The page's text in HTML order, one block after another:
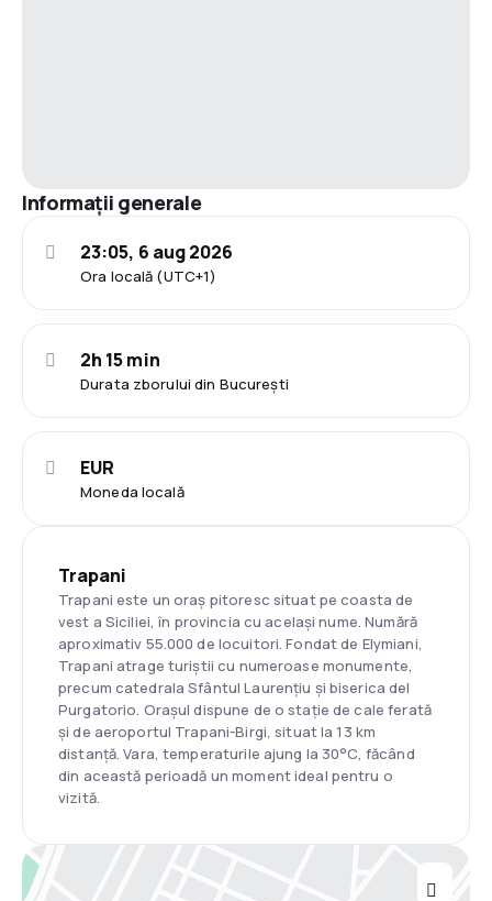
Informații generale
Ora locală (UTC+1)
23:05, 6 aug 2026
Durata zborului din București
2h 15 min
Moneda locală
EUR
Trapani
Trapani este un oraș pitoresc situat pe coasta de
vest a Siciliei, în provincia cu același nume. Numără
aproximativ 55.000 de locuitori. Fondat de Elymiani,
Trapani atrage turiștii cu numeroase monumente,
precum catedrala Sfântul Laurențiu și biserica del
Purgatorio. Orașul dispune de o stație de cale ferată
și de aeroportul Trapani-Birgi, situat la 13 km
distanță. Vara, temperaturile ajung la 30°C, făcând
din această perioadă un moment ideal pentru o
vizită.